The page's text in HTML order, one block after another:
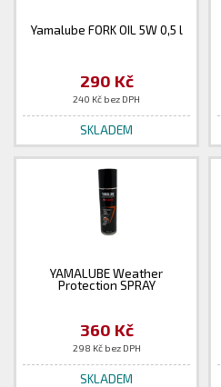
Yamalube FORK OIL 5W 0,5 l
290 Kč
240 Kč bez DPH
SKLADEM
YAMALUBE Weather
Protection SPRAY
360 Kč
298 Kč bez DPH
SKLADEM